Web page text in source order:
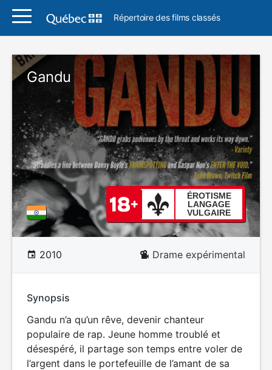
Répertoire des films classés
Gandu
ÉROTISME
LANGAGE
VULGAIRE
2010 Drame expérimental
Synopsis
Gandu n’a qu’un rêve, devenir chanteur
populaire de rap. Jeune homme troublé et
désespéré, il partage son temps entre voler de
l’argent dans le portefeuille de l’amant de sa